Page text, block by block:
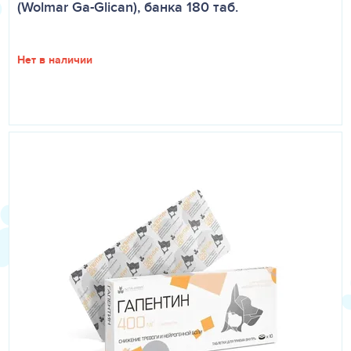
введения собакам в рекомендованной дозе фирококсиб
кишечник.
вспомогательные вещества: Лудипресс (лактоза
моногидрат — 93%, Коллидон 30 - 3,5%, Коллидон СГ. -
3,5%), кальция стеарат, ароматизатор «Бекон».
Порядок применения:
Фироко назначают собакам в качестве
противовоспалительного, болеутоляющего и
жаропонижающего средства при лечении
остеоартрозов, а также после ортопедических,
стоматологических операций и операций на мягких
(Wolmar Ga-Glican), банка 180 таб.
Нет в наличии